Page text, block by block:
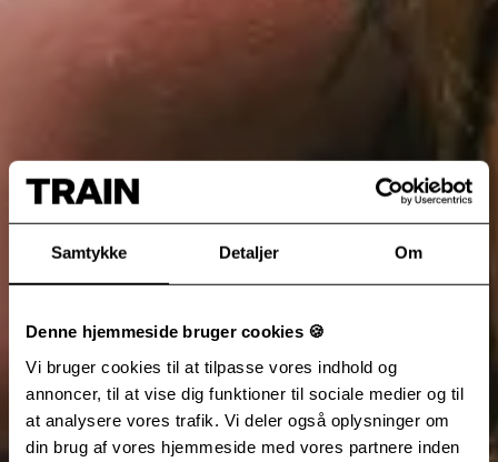
Samtykke Detaljer Om
Denne hjemmeside bruger cookies 🍪
Vi bruger cookies til at tilpasse vores indhold og
annoncer, til at vise dig funktioner til sociale medier og til
at analysere vores trafik. Vi deler også oplysninger om
din brug af vores hjemmeside med vores partnere inden